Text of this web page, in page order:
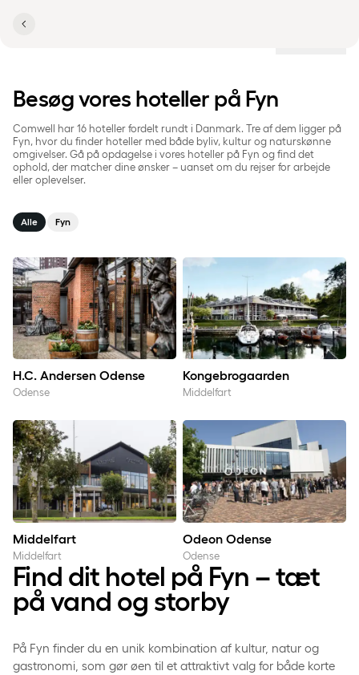
Besøg vores hoteller på Fyn
Comwell har 16 hoteller fordelt rundt i Danmark. Tre af dem ligger på
Fyn, hvor du finder hoteller med både byliv, kultur og naturskønne
omgivelser. Gå på opdagelse i vores hoteller på Fyn og find det
ophold, der matcher dine ønsker – uanset om du rejser for arbejde
eller oplevelser.
Alle Fyn
H.C. Andersen Odense
H.C. Andersen Odense
Odense
Kongebrogaarden
Kongebrogaarden
Middelfart
Middelfart
Middelfart
Middelfart
Odeon Odense
Odeon Odense
Odense
Find dit hotel på Fyn – tæt
på vand og storby
På Fyn finder du en unik kombination af kultur, natur og
gastronomi, som gør øen til et attraktivt valg for både korte